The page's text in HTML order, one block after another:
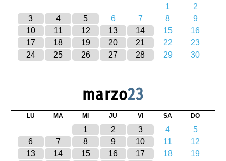
1
2
3
4 5 6 7 8
9
10
11 12 13 14 15
16
17
18 19 20 21 22
23
24
25 26 27 28 29 30
marzo23
LU MA MI JU VI SA DO
1 2 3 4
5
6
7 8 9 10 11
12
13
14 15 16 17 18
19